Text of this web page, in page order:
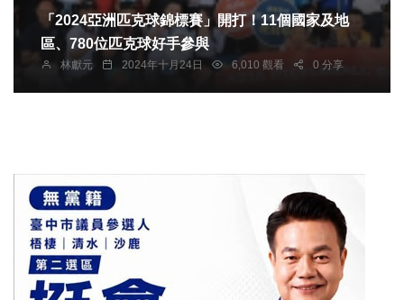
「2024亞洲匹克球錦標賽」開打！11個國家及地
區、780位匹克球好手參與
林獻元 2024年十月24日 6,010 觀看 0 分享